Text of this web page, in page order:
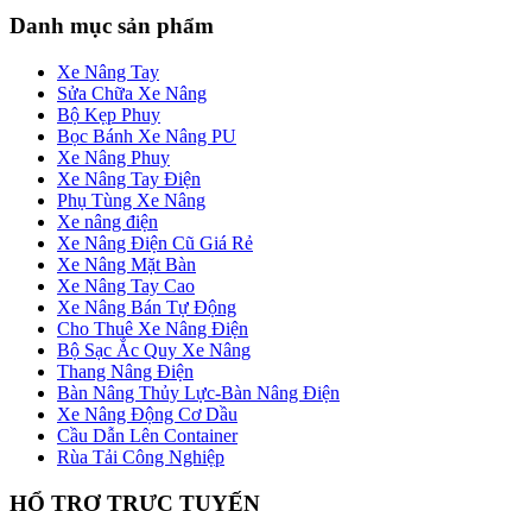
Danh mục sản phẩm
Xe Nâng Tay
Sửa Chữa Xe Nâng
Bộ Kẹp Phuy
Bọc Bánh Xe Nâng PU
Xe Nâng Phuy
Xe Nâng Tay Điện
Phụ Tùng Xe Nâng
Xe nâng điện
Xe Nâng Điện Cũ Giá Rẻ
Xe Nâng Mặt Bàn
Xe Nâng Tay Cao
Xe Nâng Bán Tự Động
Cho Thuê Xe Nâng Điện
Bộ Sạc Ắc Quy Xe Nâng
Thang Nâng Điện
Bàn Nâng Thủy Lực-Bàn Nâng Điện
Xe Nâng Động Cơ Dầu
Cầu Dẫn Lên Container
Rùa Tải Công Nghiệp
HỔ TRỢ TRỰC TUYẾN